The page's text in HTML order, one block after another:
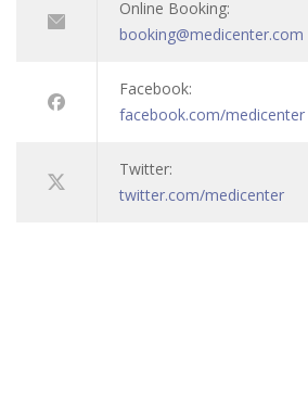
Online Booking:
booking@medicenter.com
Facebook:
facebook.com/medicenter
Twitter:
twitter.com/medicenter